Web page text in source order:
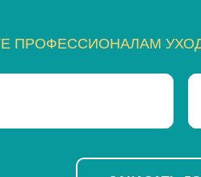
ПРОФЕССИОНАЛАМ